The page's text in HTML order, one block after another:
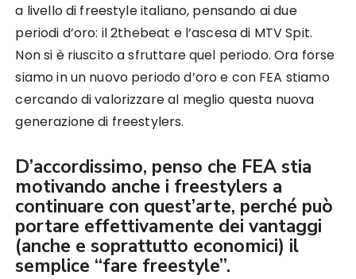
a livello di freestyle italiano, pensando ai due
periodi d’oro: il 2thebeat e l’ascesa di MTV Spit.
Non si è riuscito a sfruttare quel periodo. Ora forse
siamo in un nuovo periodo d’oro e con FEA stiamo
cercando di valorizzare al meglio questa nuova
generazione di freestylers.
D’accordissimo, penso che FEA stia
motivando anche i freestylers a
continuare con quest’arte, perché può
portare effettivamente dei vantaggi
(anche e soprattutto economici) il
semplice “fare freestyle”.